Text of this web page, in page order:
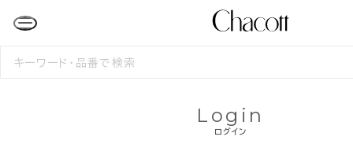
検
ログイン
Login